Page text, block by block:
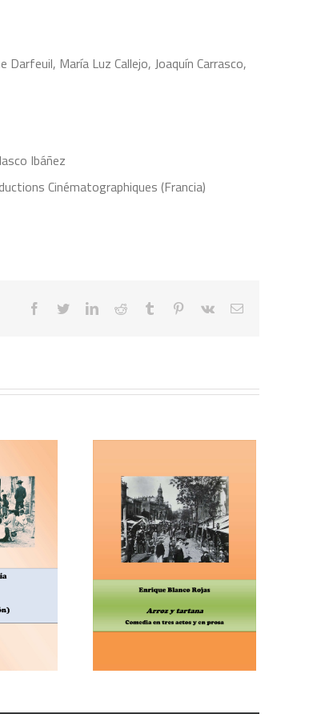
Darfeuil, María Luz Callejo, Joaquín Carrasco,
Ibáñez
Cinématographiques (Francia)
facebooktwitterlinkedinreddit tumblr pinterest
vk
Correo
en tres